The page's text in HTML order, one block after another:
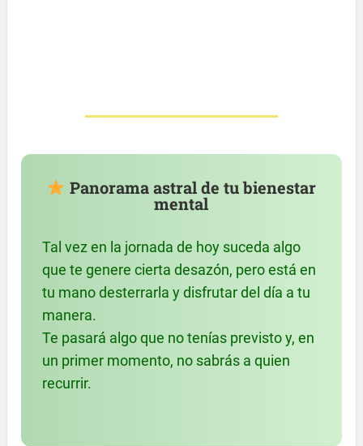
Panorama astral de tu bienestar
mental
Tal vez en la jornada de hoy suceda algo
que te genere cierta desazón, pero está en
tu mano desterrarla y disfrutar del día a tu
manera.
Te pasará algo que no tenías previsto y, en
un primer momento, no sabrás a quien
recurrir.